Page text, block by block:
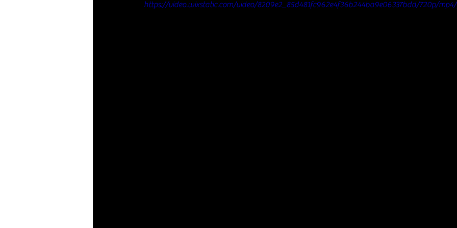
https://video.wixstatic.com/video/8209e2_85d481fc962e4f36b244ba9e06337bdd/720p/